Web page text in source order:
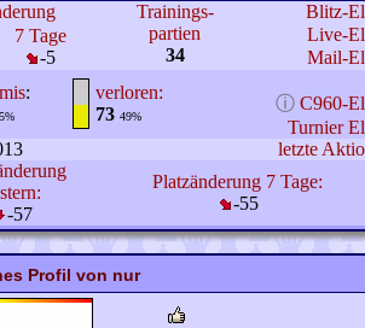
Trainings-
partien
34
Blitz-
7 Tage
-5
Live-
Mail-
:
5%
verloren:
73 49%
ⓘ C960-
Turnier
letzte
-57
Platzänderung 7 Tage:
-55
Profil von nur